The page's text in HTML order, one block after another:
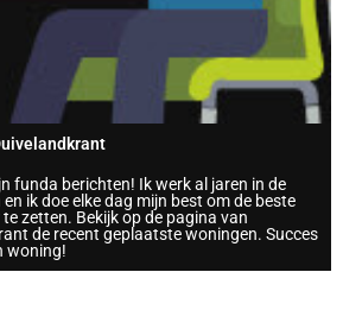
funda berichten! Ik werk al jaren in de
ik doe elke dag mijn best om de beste
zetten. Bekijk op de pagina van
de recent geplaatste woningen. Succes
woning!